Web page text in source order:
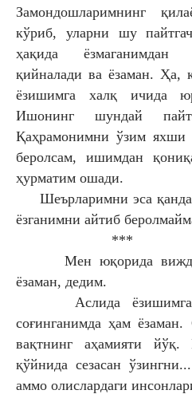
Замондошларимнинг
кўриб, уларни шу
ҳақида
қийналади ва ёзаман.
ёзишимга халқ ичида
Ишонинг шундай
Қаҳрамонимни ўзим яхши
беролсам, ишимдан
ҳурматим ошади.
Шеърларимни эса
ёзганимни айтиб
***
Мен юқорида
ёзаман, дедим.
Аслида ёзишимга
соғинганимда ҳам
вақтнинг аҳамияти йўқ.
қўйнида сезасан
аммо олислардаги